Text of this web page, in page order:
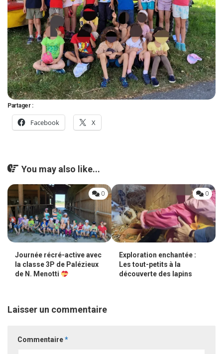
Partager :
Facebook X
You may also like...
0
Journée récré-active avec
la classe 3P de Palézieux
de N. Menotti
0
Exploration enchantée :
Les tout-petits à la
découverte des lapins
Laisser un commentaire
Commentaire*